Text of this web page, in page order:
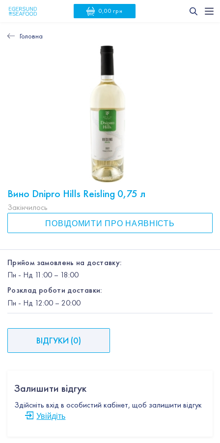
0,00 грн
Головна
Вино Dnipro Hills Reisling 0,75 л
Закінчилось
ПОВІДОМИТИ ПРО НАЯВНІСТЬ
Прийом замовлень на доставку:
Пн - Нд 11:00 – 18:00
Розклад роботи доставки:
Пн - Нд 12:00 – 20:00
ВІДГУКИ (0)
Залишити відгук
Здійсніть вхід в особистий кабінет, щоб залишити відгук
Увійдіть